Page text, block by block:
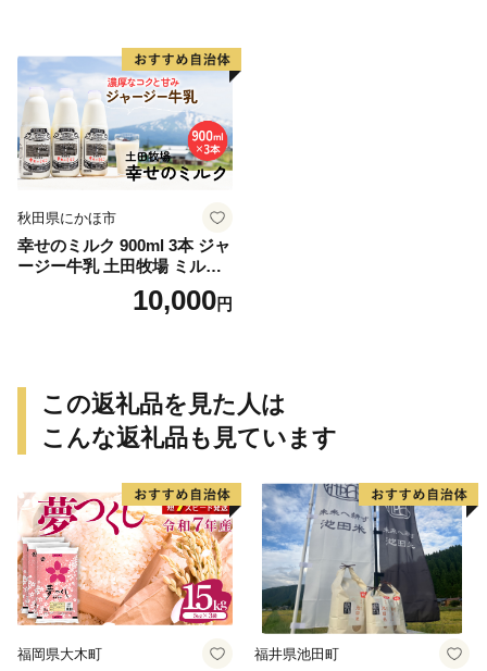
秋田県にかほ市
幸せのミルク 900ml 3本 ジャ
ージー牛乳 土田牧場 ミルク
牛乳 低温殺菌牛乳 健康 栄養
豊富 冷蔵 秋田 秋田県 にかほ
10,000円
この返礼品を見た人は
こんな返礼品も見ています
福岡県大木町 福井県池田町